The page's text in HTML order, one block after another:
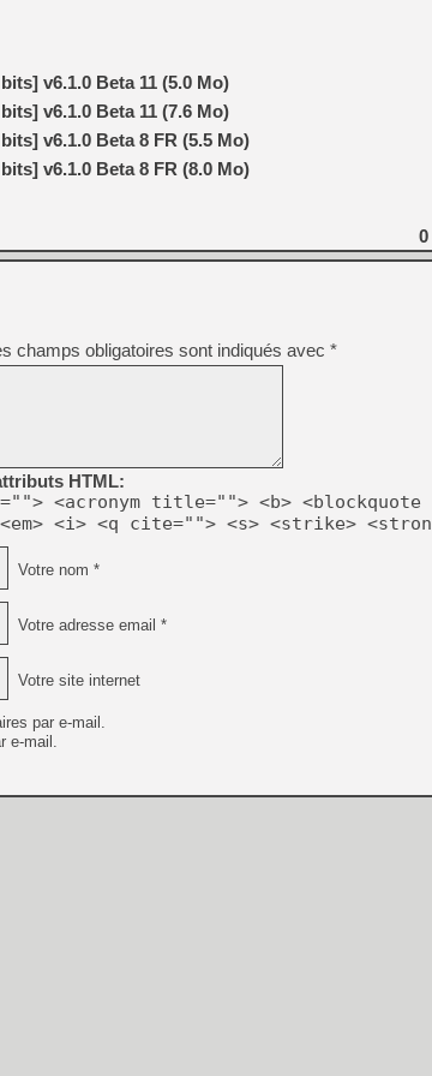
[GK] Beast of
[GK] Ubisoft : fin de partie
[GK] Mémoire cash -
[GK] Dan Houser (GTA)
[GK] Comment EA Sports
[GK] Crimson Moon : un
[GK] Isle of Reveries : le
[GK] Moonlighter 2 : The
[GK] Capcom relance
[Mo5] Deux inédits du
[GK] Le beat'em up The
[GK] Endless Legend 2 :
[LS] [PS5] Premiers
v6.1.0 Beta 11 (5.0 Mo)
v6.1.0 Beta 11 (7.6 Mo)
v6.1.0 Beta 8 FR (5.5 Mo)
v6.1.0 Beta 8 FR (8.0 Mo)
0
champs obligatoires sont indiqués avec *
HTML:
<acronym title=""> <b> <blockquote
<i> <q cite=""> <s> <strike>
Votre nom *
Votre adresse email *
Votre site internet
par e-mail.
e-mail.